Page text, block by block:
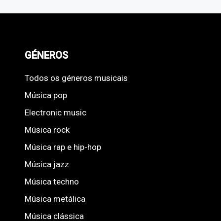
GÉNEROS
Todos os géneros musicais
Música pop
Electronic music
Música rock
Música rap e hip-hop
Música jazz
Música techno
Música metálica
Música clássica